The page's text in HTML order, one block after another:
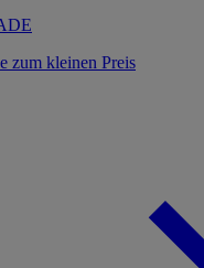
zum kleinen Preis